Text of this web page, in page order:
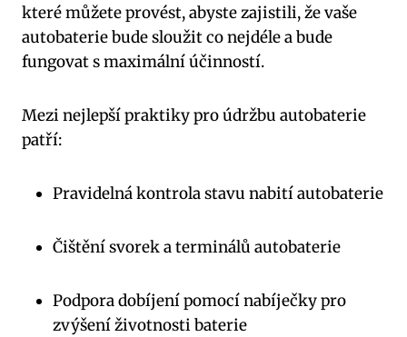
které⁢ můžete ‍provést, abyste zajistili, že vaše
⁤autobaterie bude sloužit⁤ co ​nejdéle a bude‌
fungovat s maximální účinností.
Mezi ⁢nejlepší‍ praktiky pro údržbu autobaterie
patří:
Pravidelná kontrola stavu nabití autobaterie
Čištění ⁢svorek a terminálů autobaterie
Podpora dobíjení pomocí‌ nabíječky pro
zvýšení životnosti baterie